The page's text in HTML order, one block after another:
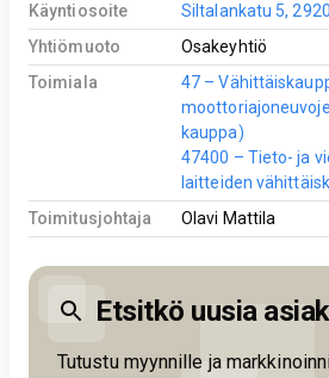
Käyntiosoite
Siltalankatu 5,
Yhtiömuoto
Osakeyhtiö
Toimiala
47 –
kauppa)
47400 – Tieto- ja
laitteiden
Toimitusjohtaja
Olavi Mattila
Etsitkö uusia
Tutustu myynnille ja